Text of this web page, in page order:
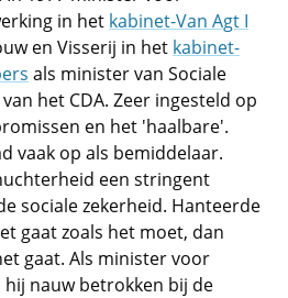
in het kabinet-Van Agt I
en Visserij in het kabinet-
als minister van Sociale
het CDA. Zeer ingesteld op
en het 'haalbare'.
vaak op als bemiddelaar.
een stringent
sociale zekerheid. Hanteerde
gaat zoals het moet, dan
gaat. Als minister voor
hij nauw betrokken bij de